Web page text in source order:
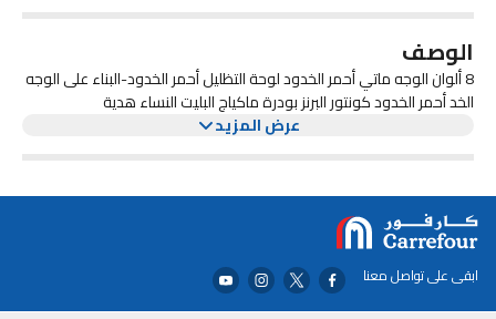
الوصف
8 ألوان الوجه ماتي أحمر الخدود لوحة التظليل أحمر الخدود-البناء على الوجه
الخد أحمر الخدود كونتور البرنز بودرة ماكياج البليت النساء هدية
عرض المزيد
ابقى على تواصل معنا